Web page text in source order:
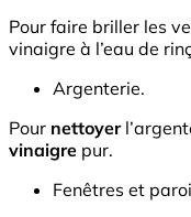
Pour faire briller les
vinaigre à l’eau de
Argenterie.
Pour nettoyer
vinaigre pur.
Fenêtres et